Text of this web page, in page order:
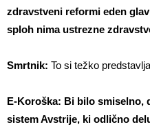
zdravstveni reformi eden
sploh nima ustrezne
Smrtnik: To si težko
E-Koroška: Bi bilo smiselno,
sistem Avstrije, ki odlično